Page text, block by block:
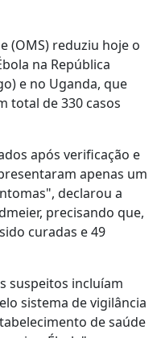
(OMS) reduziu hoje o
na República
e no Uganda, que
total de 330 casos
após verificação e
apenas um
declarou a
precisando que,
curadas e 49
suspeitos incluíam
sistema de vigilância
de saúde